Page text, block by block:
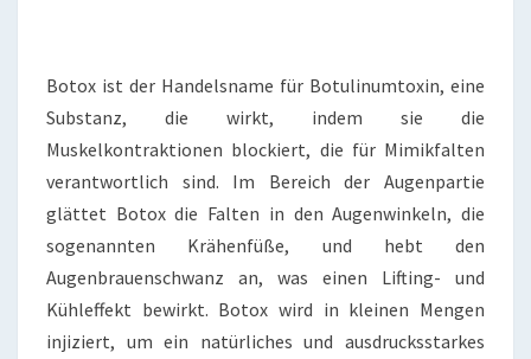
Botox ist der Handelsname für Botulinumtoxin, eine
Substanz, die wirkt, indem sie die
Muskelkontraktionen blockiert, die für Mimikfalten
verantwortlich sind. Im Bereich der Augenpartie
glättet Botox die Falten in den Augenwinkeln, die
sogenannten Krähenfüße, und hebt den
Augenbrauenschwanz an, was einen Lifting- und
Kühleffekt bewirkt. Botox wird in kleinen Mengen
injiziert, um ein natürliches und ausdrucksstarkes